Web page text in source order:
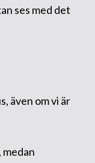
ses med det
även om vi är
medan